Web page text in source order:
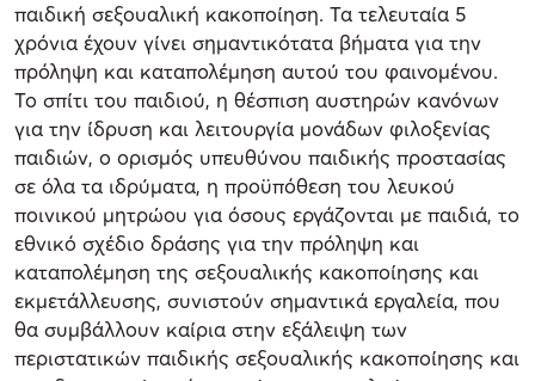
παιδική σεξουαλική κακοποίηση. Τα τελευταία 5
χρόνια έχουν γίνει σημαντικότατα βήματα για την
πρόληψη και καταπολέμηση αυτού του φαινομένου.
Το σπίτι του παιδιού, η θέσπιση αυστηρών κανόνων
για την ίδρυση και λειτουργία μονάδων φιλοξενίας
παιδιών, ο ορισμός υπευθύνου παιδικής προστασίας
σε όλα τα ιδρύματα, η προϋπόθεση του λευκού
ποινικού μητρώου για όσους εργάζονται με παιδιά, το
εθνικό σχέδιο δράσης για την πρόληψη και
καταπολέμηση της σεξουαλικής κακοποίησης και
εκμετάλλευσης, συνιστούν σημαντικά εργαλεία, που
θα συμβάλλουν καίρια στην εξάλειψη των
περιστατικών παιδικής σεξουαλικής κακοποίησης και